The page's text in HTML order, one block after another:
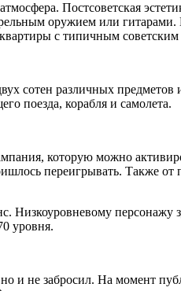
Постсоветская
оружием или
с типичным
сотен различных
поезда, корабля и самолета.
которую можно
переигрывать. Также
Низкоуровневому персонажу
уровня.
и не забросил. На момент